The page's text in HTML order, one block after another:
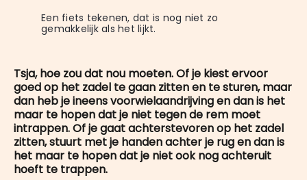
Een fiets tekenen, dat is nog niet zo
gemakkelijk als het lijkt.
Tsja, hoe zou dat nou moeten. Of je kiest ervoor
goed op het zadel te gaan zitten en te sturen, maar
dan heb je ineens voorwielaandrijving en dan is het
maar te hopen dat je niet tegen de rem moet
intrappen. Of je gaat achterstevoren op het zadel
zitten, stuurt met je handen achter je rug en dan is
het maar te hopen dat je niet ook nog achteruit
hoeft te trappen.